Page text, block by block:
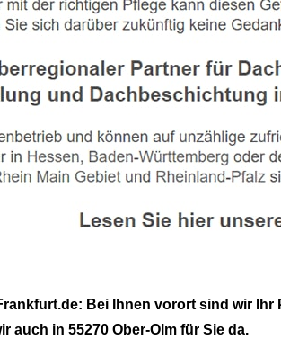
Bei Ihnen vorort sind wir
auch in 55270 Ober-Olm für Sie da.